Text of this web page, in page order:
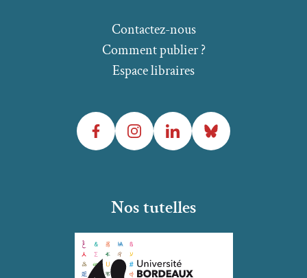
Comment publier ?
Espace libraires
Contactez-nous
FacebookInstagramLinkedInBluesky
Nos tutelles